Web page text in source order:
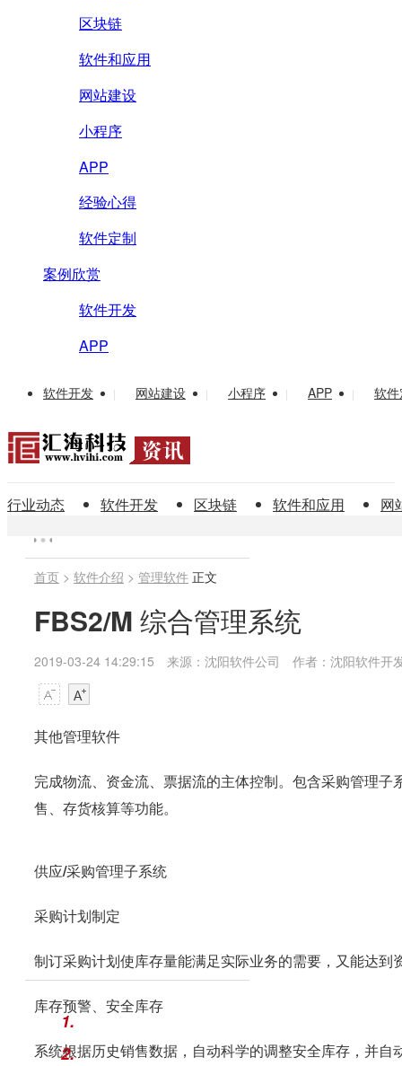
区块链
软件和应用
网站建设
小程序
APP
经验心得
软件定制
案例欣赏
软件开发
APP
软件开发 | 网站建设 | 小程序 | APP | 软
行业动态 软件开发 区块链 软件和应用 网
首页 > 软件介绍 > 管理软件 正文
FBS2/M 综合管理系统
2019-03-24 14:29:15 来源：沈阳软件公司 作者：沈阳软件开
其他管理软件
完成物流、资金流、票据流的主体控制。包含采购管理
售、存货核算等功能。
供应/采购管理子系统
采购计划制定
制订采购计划使库存量能满足实际业务的需要，又能达到
库存预警、安全库存
系统根据历史销售数据，自动科学的调整安全库存，并自
1.
2.